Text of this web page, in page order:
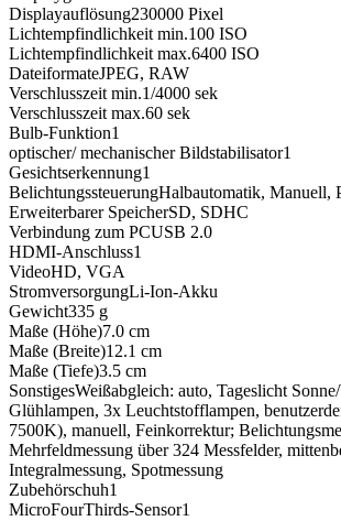
Displayauflösung230000 Pixel
Lichtempfindlichkeit min.100 ISO
Lichtempfindlichkeit max.6400 ISO
DateiformateJPEG, RAW
Verschlusszeit min.1/4000 sek
Verschlusszeit max.60 sek
Bulb-Funktion1
optischer/ mechanischer Bildstabilisator1
Gesichtserkennung1
BelichtungssteuerungHalbautomatik, Manuell,
Erweiterbarer SpeicherSD, SDHC
Verbindung zum PCUSB 2.0
HDMI-Anschluss1
VideoHD, VGA
StromversorgungLi-Ion-Akku
Gewicht335 g
Maße (Höhe)7.0 cm
Maße (Breite)12.1 cm
Maße (Tiefe)3.5 cm
SonstigesWeißabgleich: auto, Tageslicht
Glühlampen, 3x Leuchtstofflampen,
7500K), manuell, Feinkorrektur;
Mehrfeldmessung über 324 Messfelder,
Integralmessung, Spotmessung
Zubehörschuh1
MicroFourThirds-Sensor1